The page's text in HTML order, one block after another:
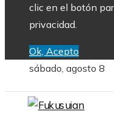
clic en el botón
privacidad.
Ok, Acepto
sábado, agosto 8